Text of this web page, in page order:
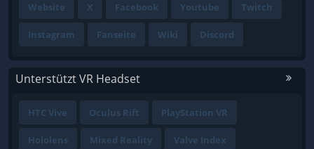
Website X Facebook Youtube Twitch
Instagram Fanseite Wiki Discord
Unterstützt VR Headset
HTC Vive Oculus Rift PlayStation VR
Hololens Mixed Reality Valve Index